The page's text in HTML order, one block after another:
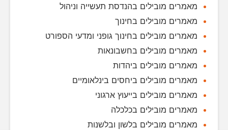
מאמרים מובילים בהנדסת תעשייה וניהול
מאמרים מובילים בחינוך
מאמרים מובילים בחינוך גופני ומדעי הספורט
מאמרים מובילים בחשבונאות
מאמרים מובילים ביהדות
מאמרים מובילים ביחסים בינלאומיים
מאמרים מובילים בייעוץ ארגוני
מאמרים מובילים בכלכלה
מאמרים מובילים בלשון ובלשנות